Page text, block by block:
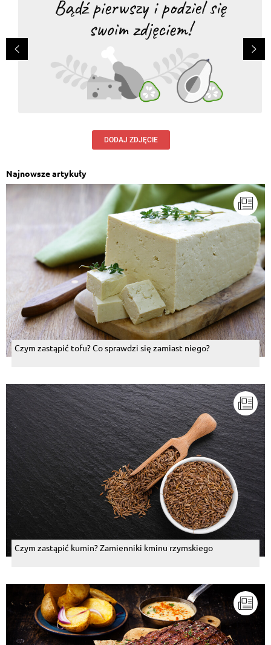
DODAJ ZDJĘCIE
Najnowsze artykuły
Czym zastąpić tofu? Co sprawdzi się zamiast niego?
Czym zastąpić kumin? Zamienniki kminu rzymskiego